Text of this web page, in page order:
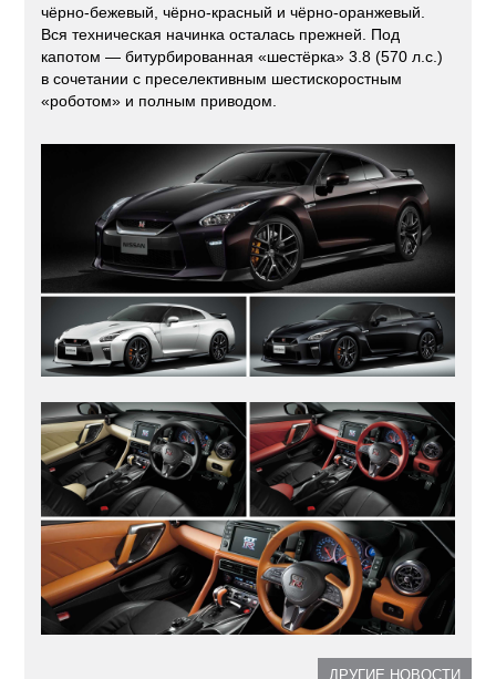
чёрно-бежевый, чёрно-красный и чёрно-оранжевый.
Вся техническая начинка осталась прежней. Под
капотом — битурбированная «шестёрка» 3.8 (570 л.с.)
в сочетании с преселективным шестискоростным
«роботом» и полным приводом.
ДРУГИЕ НОВОСТИ